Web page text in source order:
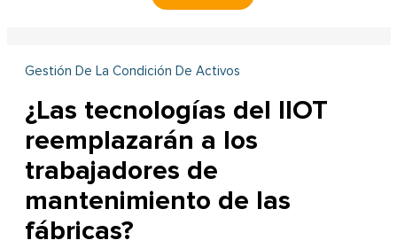
Gestión De La Condición De Activos
¿Las tecnologías del IIOT
reemplazarán a los
trabajadores de
mantenimiento de las
fábricas?